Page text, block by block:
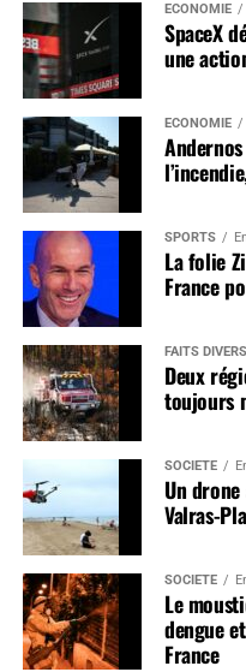
ÉCONOMIE
SpaceX
une
ÉCONOMIE
SPORTS
La folie
France
FAITS DIVERS
Deux
toujours
SOCIÉTÉ
Un
Valras-
SOCIÉTÉ
Le
dengue
France